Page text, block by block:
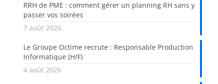
RRH de PME : comment gérer un planning RH sans y
passer vos soirées
7 août 2026
Le Groupe Octime recrute : Responsable Production
Informatique (H/F)
4 août 2026